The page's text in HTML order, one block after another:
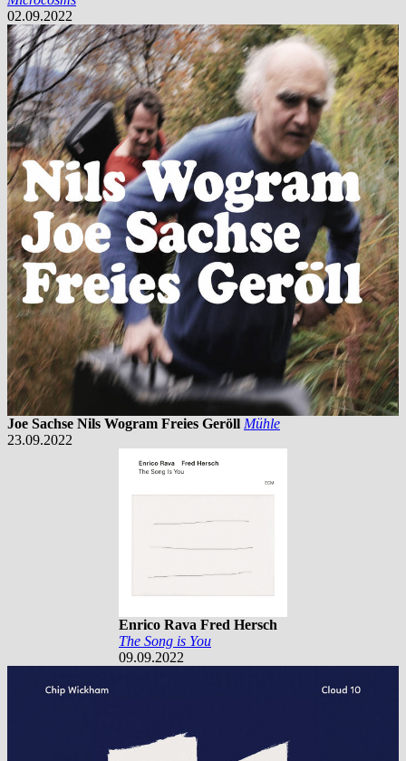
02.09.2022
Joe Sachse Nils Wogram Freies Geröll Mühle
23.09.2022
Enrico Rava Fred Hersch
The Song is You
09.09.2022